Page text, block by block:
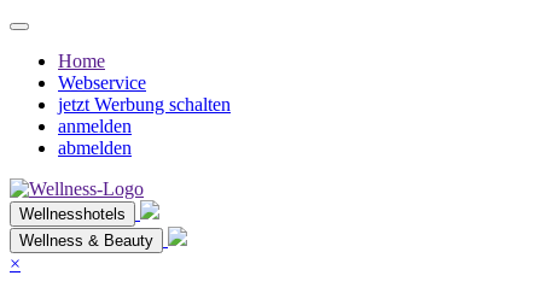
Home
Webservice
jetzt Werbung schalten
anmelden
abmelden
Wellnesshotels
Wellness & Beauty
×